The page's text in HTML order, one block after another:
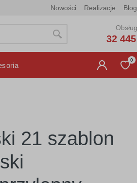
Nowości Realizacje Blog
32
0
21 szablon